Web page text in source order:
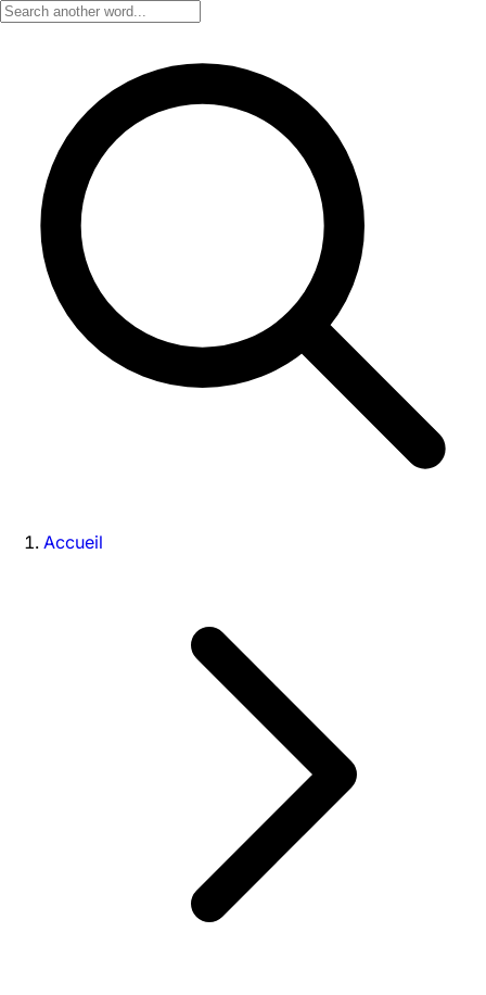
Accueil